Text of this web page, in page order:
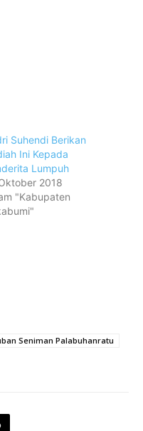
Suhendi Berikan
Ini Kepada
Lumpuh
2018
"Kabupaten
Seniman Palabuhanratu